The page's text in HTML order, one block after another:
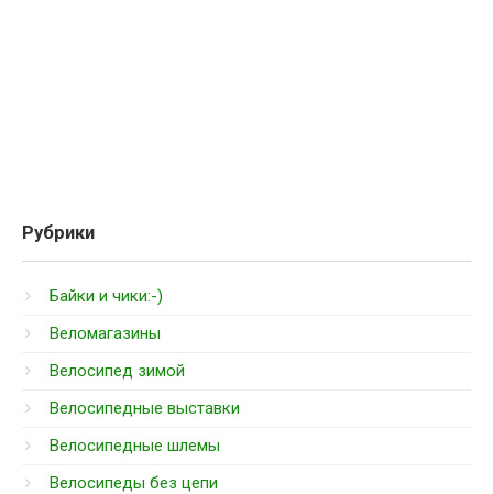
Рубрики
Байки и чики:-)
Веломагазины
Велосипед зимой
Велосипедные выставки
Велосипедные шлемы
Велосипеды без цепи